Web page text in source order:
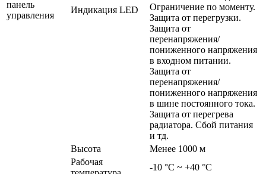
панель
управления
Индикация LED
Ограничение по моменту.
Защита от перегрузки.
Защита от
перенапряжения/
пониженного напряжения
в входном питании.
Защита от
перенапряжения/
пониженного напряжения
в шине постоянного тока.
Защита от перегрева
радиатора. Сбой питания
и тд.
Высота
Менее 1000 м
Рабочая
-10 °C ~ +40 °C